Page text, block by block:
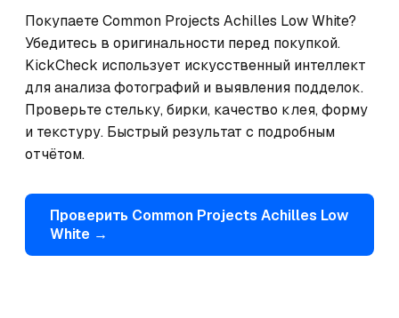
Покупаете Common Projects Achilles Low White?
Убедитесь в оригинальности перед покупкой.
KickCheck использует искусственный интеллект
для анализа фотографий и выявления подделок.
Проверьте стельку, бирки, качество клея, форму
и текстуру. Быстрый результат с подробным
отчётом.
Проверить Common Projects Achilles Low
White →